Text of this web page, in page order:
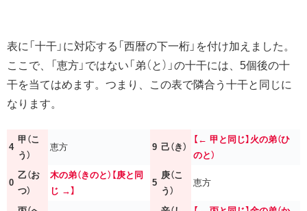
表に「十干」に対応する「西暦の下一桁」を付け加えました。
ここで、「恵方」ではない「弟（と）」の十干には、5個後の十
干を当てはめます。つまり、この表で隣合う十干と同じに
なります。
4
甲（こ
う）
恵方 9 己（き）
【← 甲と同じ】火の弟（ひ
のと）
0
乙（お
つ）
木の弟（きのと）【庚と同
じ →】
5
庚（こ
う）
恵方